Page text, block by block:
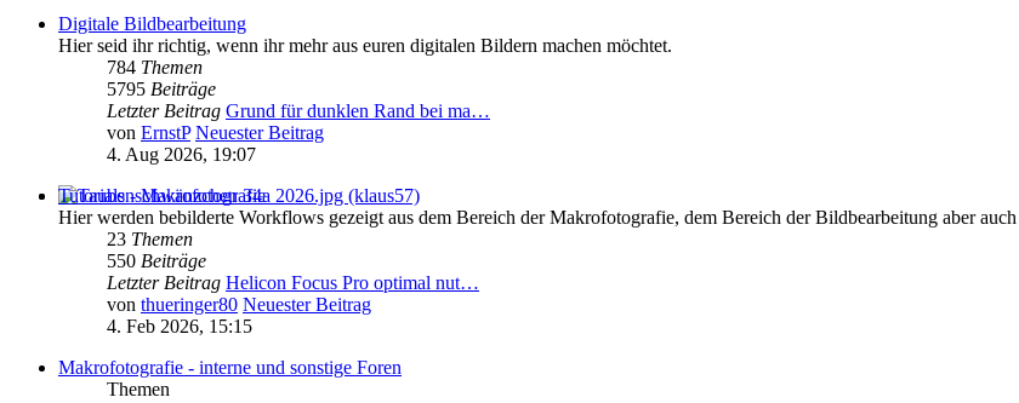
Digitale Bildbearbeitung
Hier seid ihr richtig, wenn ihr mehr aus euren digitalen Bildern machen möchtet.
784 Themen
5795 Beiträge
Letzter Beitrag Grund für dunklen Rand bei ma…
von ErnstP Neuester Beitrag
4. Aug 2026, 19:07
Tutorials - Makrofotografie
Hier werden bebilderte Workflows gezeigt aus dem Bereich der Makrofotografie, dem Bereich der Bildbearbeitung aber
23 Themen
550 Beiträge
Letzter Beitrag Helicon Focus Pro optimal nut…
von thueringer80 Neuester Beitrag
4. Feb 2026, 15:15
Makrofotografie - interne und sonstige Foren
Themen